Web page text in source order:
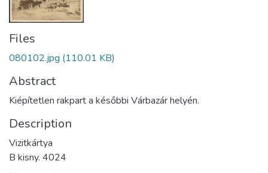
Files
080102.jpg (110.01 KB)
Abstract
Kiépítetlen rakpart a későbbi Várbazár helyén.
Description
Vizitkártya
B kisny. 4024